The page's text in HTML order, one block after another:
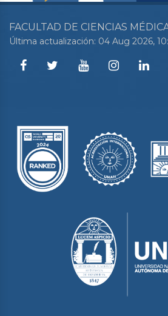
FACULTAD DE CIENCIAS
Última actualización: 04 Aug 2026,